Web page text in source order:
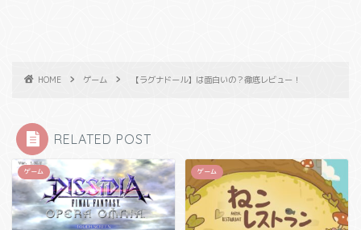
HOME ゲーム 【ラグナドール】は面白いの？徹底レビュー！
RELATED POST
ゲーム ゲーム